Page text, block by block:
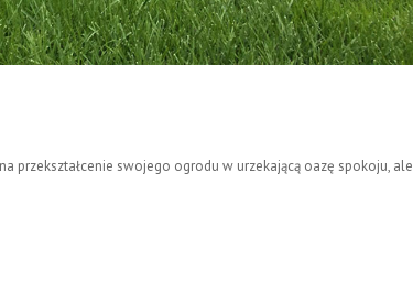
przekształcenie swojego ogrodu w urzekającą oazę spokoju, ale